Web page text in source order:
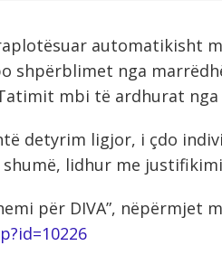
automatikisht
shpërblimet nga
mbi të ardhurat nga
detyrim ligjor, i çdo
lidhur me
për DIVA”, nëpërmjet